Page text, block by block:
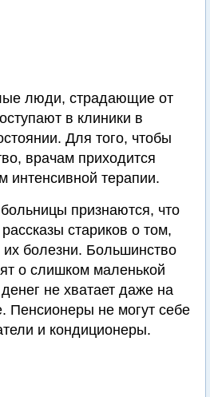
люди, страдающие от
в клиники в
Для того, чтобы
врачам приходится
интенсивной терапии.
признаются, что
стариков о том,
их болезни. Большинство
о слишком маленькой
не хватает даже на
Пенсионеры не могут себе
и кондиционеры.